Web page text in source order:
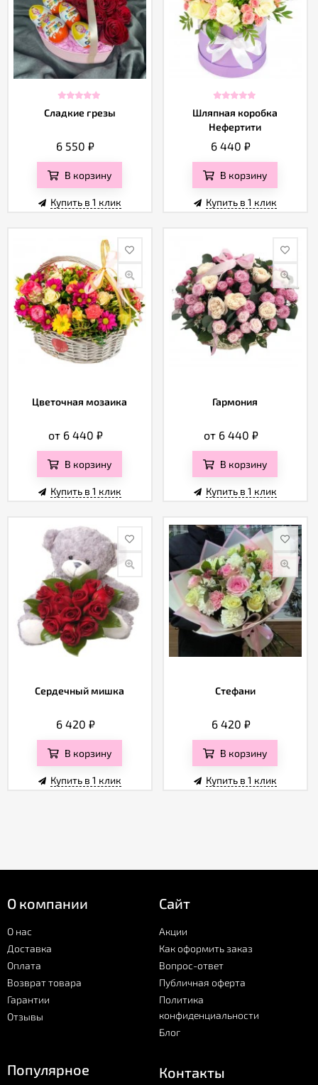
Сладкие грезы
6 550₽
В корзину
Купить в 1 клик
Шляпная коробка
Нефертити
6 440₽
В корзину
Купить в 1 клик
Цветочная мозаика
от 6 440 ₽
В корзину
Купить в 1 клик
Гармония
от 6 440 ₽
В корзину
Купить в 1 клик
Сердечный мишка
6 420 ₽
В корзину
Купить в 1 клик
Стефани
6 420 ₽
В корзину
Купить в 1 клик
О компании
О нас
Доставка
Оплата
Возврат товара
Гарантии
Отзывы
Сайт
Акции
Как оформить заказ
Вопрос-ответ
Публичная оферта
Политика
конфиденциальности
Блог
Популярное Контакты